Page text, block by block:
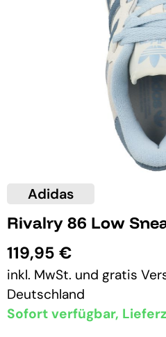
Adidas
Rivalry 86 Low
119,95 €
inkl. MwSt. und gratis
Deutschland
Sofort verfügbar,